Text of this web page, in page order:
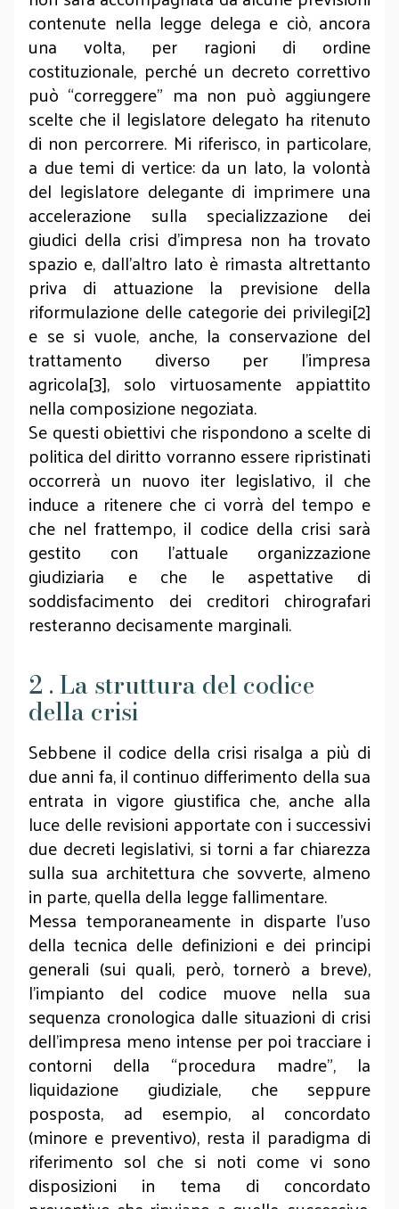
contenute nella legge delega e ciò, ancora
una volta, per ragioni di ordine
costituzionale, perché un decreto correttivo
può “correggere” ma non può aggiungere
scelte che il legislatore delegato ha ritenuto
di non percorrere. Mi riferisco, in particolare,
a due temi di vertice: da un lato, la volontà
del legislatore delegante di imprimere una
accelerazione sulla specializzazione dei
giudici della crisi d’impresa non ha trovato
spazio e, dall’altro lato è rimasta altrettanto
priva di attuazione la previsione della
riformulazione delle categorie dei privilegi[2]
e se si vuole, anche, la conservazione del
trattamento diverso per l’impresa
agricola[3], solo virtuosamente appiattito
nella composizione negoziata.
Se questi obiettivi che rispondono a scelte di
politica del diritto vorranno essere ripristinati
occorrerà un nuovo iter legislativo, il che
induce a ritenere che ci vorrà del tempo e
che nel frattempo, il codice della crisi sarà
gestito con l’attuale organizzazione
giudiziaria e che le aspettative di
soddisfacimento dei creditori chirografari
resteranno decisamente marginali.
2 . La struttura del codice
della crisi
Sebbene il codice della crisi risalga a più di
due anni fa, il continuo differimento della sua
entrata in vigore giustifica che, anche alla
luce delle revisioni apportate con i successivi
due decreti legislativi, si torni a far chiarezza
sulla sua architettura che sovverte, almeno
in parte, quella della legge fallimentare.
Messa temporaneamente in disparte l’uso
della tecnica delle definizioni e dei principi
generali (sui quali, però, tornerò a breve),
l’impianto del codice muove nella sua
sequenza cronologica dalle situazioni di crisi
dell’impresa meno intense per poi tracciare i
contorni della “procedura madre”, la
liquidazione giudiziale, che seppure
posposta, ad esempio, al concordato
(minore e preventivo), resta il paradigma di
riferimento sol che si noti come vi sono
disposizioni in tema di concordato